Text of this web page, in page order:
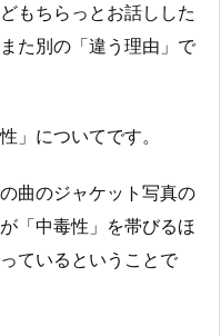
もちらっとお話しした
た別の「違う理由」で
」についてです。
曲のジャケット写真の
「中毒性」を帯びるほ
ているということで